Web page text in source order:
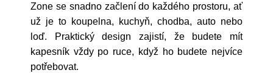
Zone se snadno začlení do každého prostoru, ať
už je to koupelna, kuchyň, chodba, auto nebo
loď. Praktický design zajistí, že budete mít
kapesník vždy po ruce, když ho budete nejvíce
potřebovat.